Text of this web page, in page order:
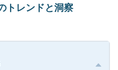
トレンドと洞察